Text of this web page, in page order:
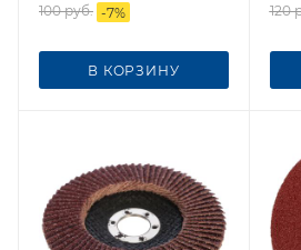
100руб. -7%
В КОРЗИНУ
120